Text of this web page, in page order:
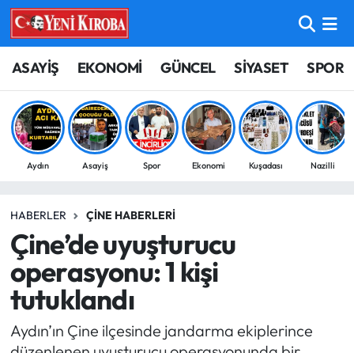
ASAYİŞ EKONOMİ GÜNCEL SİYASET SPOR
Aydın Asayiş Spor Ekonomi Kuşadası Nazilli
HABERLER ÇINE HABERLERI
Çine’de uyuşturucu
operasyonu: 1 kişi
tutuklandı
Aydın’ın Çine ilçesinde jandarma ekiplerince
ASAYİŞ
BİLİM-TEKNOLOJİ
ÇEVRE
EĞİTİM
GÜNCEL
GÜNDEM
Aydın Nöbetçi Eczaneler
Aydın Hava Durumu
Aydin Namaz Vakitleri
Süper Lig Puan Durumu ve Fikstür
Tüm Manşetler
Son Dakika Haberleri
Haber Arşivi